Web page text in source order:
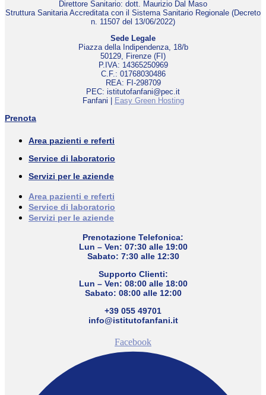
Direttore Sanitario: dott. Maurizio Dal Maso
Struttura Sanitaria Accreditata con il Sistema Sanitario Regionale (Decreto
n. 11507 del 13/06/2022)
Sede Legale
Piazza della Indipendenza, 18/b
50129, Firenze (FI)
P.IVA: 14365250969
C.F.: 01768030486
REA: FI-298709
PEC: istitutofanfani@pec.it
Fanfani | Easy Green Hosting
Prenota
Area pazienti e referti
Service di laboratorio
Servizi per le aziende
Area pazienti e referti
Service di laboratorio
Servizi per le aziende
Prenotazione Telefonica:
Lun – Ven: 07:30 alle 19:00
Sabato: 7:30 alle 12:30
Supporto Clienti:
Lun – Ven: 08:00 alle 18:00
Sabato: 08:00 alle 12:00
+39 055 49701
info@istitutofanfani.it
Facebook